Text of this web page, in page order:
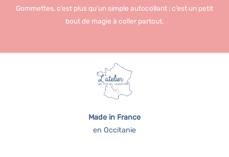
Gommettes, c’est plus qu’un simple autocollant : c’est un petit
bout de magie à coller partout.
Made in France
en Occitanie